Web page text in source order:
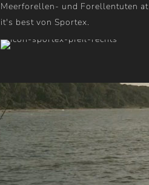
Meerforellen- und Forellentuten at
it's best von Sportex.